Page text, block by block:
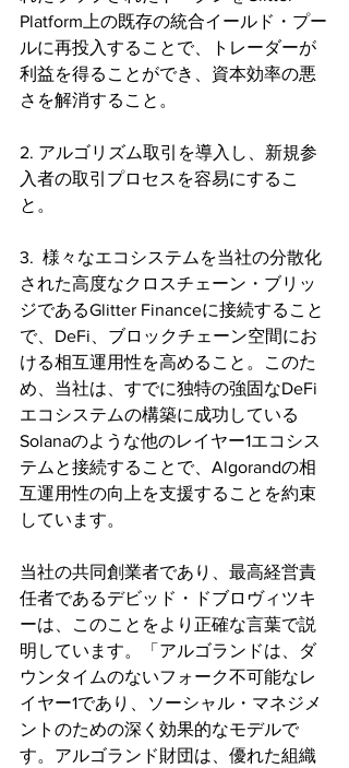
Platform上の既存の統合イールド・プー
ルに再投入することで、トレーダーが
利益を得ることができ、資本効率の悪
さを解消すること。
2. アルゴリズム取引を導入し、新規参
入者の取引プロセスを容易にするこ
と。
3.  様々なエコシステムを当社の分散化
された高度なクロスチェーン・ブリッ
ジであるGlitter Financeに接続すること
で、DeFi、ブロックチェーン空間にお
ける相互運用性を高めること。このた
め、当社は、すでに独特の強固なDeFi
エコシステムの構築に成功している
Solanaのような他のレイヤー1エコシス
テムと接続することで、Algorandの相
互運用性の向上を支援することを約束
しています。
当社の共同創業者であり、最高経営責
任者であるデビッド・ドブロヴィツキ
ーは、このことをより正確な言葉で説
明しています。「アルゴランドは、ダ
ウンタイムのないフォーク不可能なレ
イヤー1であり、ソーシャル・マネジメ
ントのための深く効果的なモデルで
す。アルゴランド財団は、優れた組織